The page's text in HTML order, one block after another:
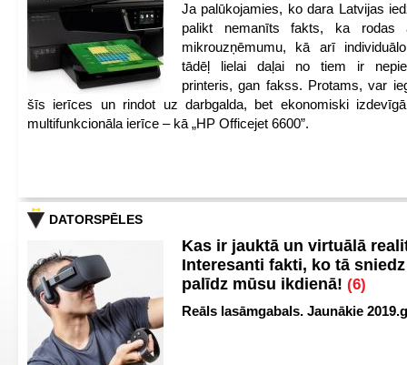
Ja palūkojamies, ko dara Latvijas
palikt nemanīts fakts, ka rodas
mikrouzņēmumu, kā arī
tādēļ lielai daļai no tiem ir
printeris, gan fakss. Protams, var
šīs ierīces un rindot uz darbgalda, bet ekonomiski
multifunkcionāla ierīce – kā „HP Officejet 6600”.
DATORSPĒLES
Kas ir jauktā un virtuālā
Interesanti fakti, ko tā
palīdz mūsu ikdienā! (6)
Reāls lasāmgabals. Jaunākie